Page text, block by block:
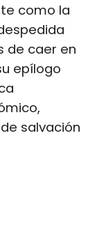
como la
de caer en
epílogo
salvación